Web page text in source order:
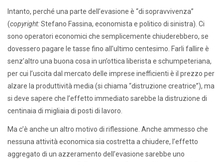
Intanto, perché una parte dell’evasione è “di sopravvivenza”
(copyright:Stefano Fassina, economista e politico di sinistra). Ci
sono operatori economici che semplicemente chiuderebbero, se
dovessero pagare le tasse fino all’ultimo centesimo. Farli fallire è
senz’altro una buona cosa in un’ottica liberista e schumpeteriana,
per cui l’uscita dal mercato delle imprese inefficienti è il prezzo per
alzare la produttività media (si chiama “distruzione creatrice”), ma
si deve sapere che l’effetto immediato sarebbe la distruzione di
centinaia di migliaia di posti di lavoro.
Ma c’è anche un altro motivo di riflessione. Anche ammesso che
nessuna attività economica sia costretta a chiudere, l’effetto
aggregato di un azzeramento dell’evasione sarebbe uno